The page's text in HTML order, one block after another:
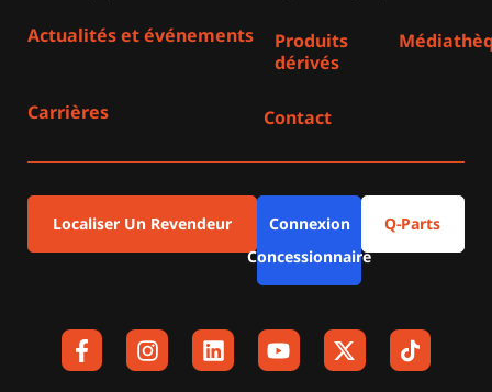
Actualités et événements
Produits
dérivés
Carrières Contact
Localiser Un Revendeur
Connexion
Concessionnaire
Q-Parts
a
c
n
s
i
n
o
u
-
t